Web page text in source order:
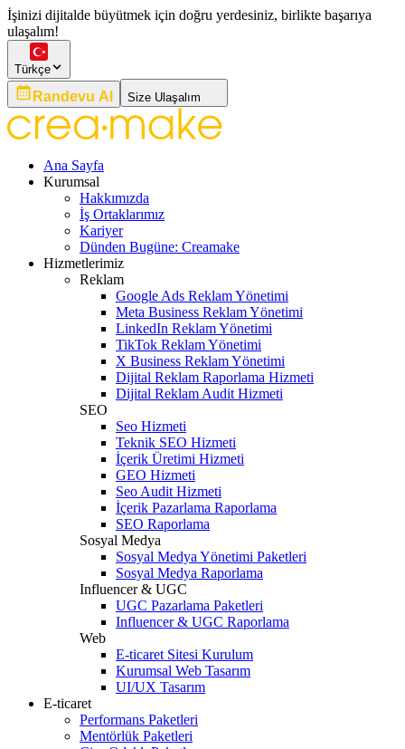
İşinizi dijitalde büyütmek için doğru yerdesiniz, birlikte başarıya
ulaşalım!
Türkçe
Randevu Al Size Ulaşalım
Ana Sayfa
Kurumsal
Hakkımızda
İş Ortaklarımız
Kariyer
Dünden Bugüne: Creamake
Hizmetlerimiz
Reklam
Google Ads Reklam Yönetimi
Meta Business Reklam Yönetimi
LinkedIn Reklam Yönetimi
TikTok Reklam Yönetimi
X Business Reklam Yönetimi
Dijital Reklam Raporlama Hizmeti
Dijital Reklam Audit Hizmeti
SEO
Seo Hizmeti
Teknik SEO Hizmeti
İçerik Üretimi Hizmeti
GEO Hizmeti
Seo Audit Hizmeti
İçerik Pazarlama Raporlama
SEO Raporlama
Sosyal Medya
Sosyal Medya Yönetimi Paketleri
Sosyal Medya Raporlama
Influencer & UGC
UGC Pazarlama Paketleri
Influencer & UGC Raporlama
Web
E-ticaret Sitesi Kurulum
Kurumsal Web Tasarım
UI/UX Tasarım
E-ticaret
Performans Paketleri
Mentörlük Paketleri